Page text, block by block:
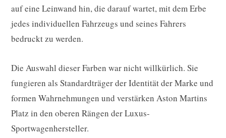
auf eine Leinwand hin, die darauf wartet, mit dem Erbe
jedes individuellen Fahrzeugs und seines Fahrers
bedruckt zu werden.
Die Auswahl dieser Farben war nicht willkürlich. Sie
fungieren als Standardträger der Identität der Marke und
formen Wahrnehmungen und verstärken Aston Martins
Platz in den oberen Rängen der Luxus-
Sportwagenhersteller.